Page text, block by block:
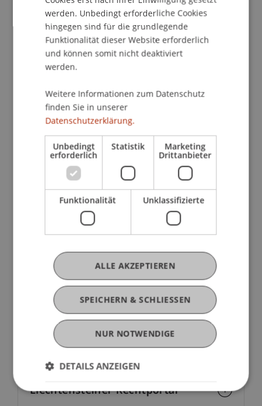
EconLit (ProQuest)
ELGARonline
Encyclopædia Britannica Online
E-Periodica
JSTOR - Journal Storage
HEINONLINE
JURIS - Das Rechtsportal
Lex campus (Swisslex)
Lexis 360® (LexisNexis)
Liechtensteiner Rechtportal
werden. Unbedingt erforderliche Cookies
hingegen sind für die grundlegende
Funktionalität dieser Website erforderlich
und können somit nicht deaktiviert
werden.
Weitere Informationen zum Datenschutz
finden Sie in unserer
Datenschutzerklärung.
Unbedingt
erforderlich
Statistik Marketing
Drittanbieter
Funktionalität Unklassifizierte
SPEICHERN & SCHLIESSEN
ALLE AKZEPTIEREN
NUR NOTWENDIGE
DETAILS ANZEIGEN